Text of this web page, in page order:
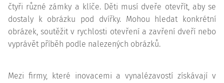
čtyři různé zámky a klíče. Děti musí dveře otevřít, aby se
dostaly k obrázku pod dvířky. Mohou hledat konkrétní
obrázek, soutěžit v rychlosti otevření a zavření dveří nebo
vyprávět příběh podle nalezených obrázků.
Mezi firmy, které inovacemi a vynalézavostí získávají v